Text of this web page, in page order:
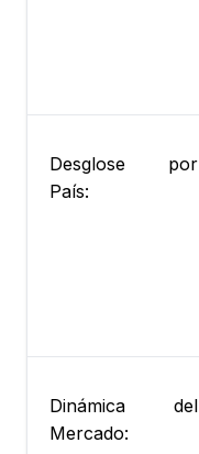
Desglose por
País:
Dinámica del
Mercado: